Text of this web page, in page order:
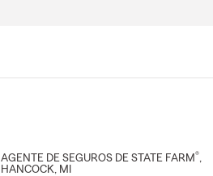
AGENTE DE SEGUROS DE STATE FARM®,
HANCOCK, MI